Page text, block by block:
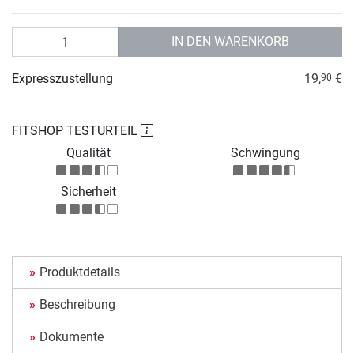
IN DEN WARENKORB
FITSHOP TESTURTEIL
Qualität
Schwingung
Sicherheit
Expresszustellung 19,90 €
Produktdetails
Beschreibung
Dokumente